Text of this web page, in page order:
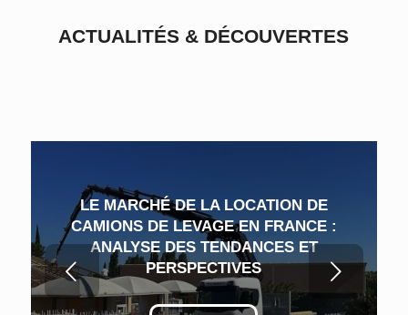
ACTUALITÉS & DÉCOUVERTES
LE MARCHÉ DE LA LOCATION DE
CAMIONS DE LEVAGE EN FRANCE :
ANALYSE DES TENDANCES ET
PERSPECTIVES
Suivant